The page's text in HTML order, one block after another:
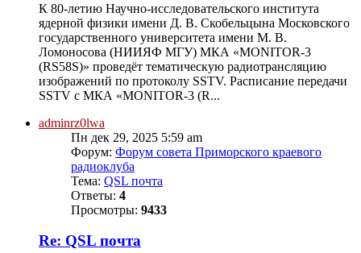
К 80-летию Научно-исследовательского института
ядерной физики имени Д. В. Скобельцына Московского
государственного университета имени М. В.
Ломоносова (НИИЯФ МГУ) МКА «MONITOR-3
(RS58S)» проведёт тематическую радиотрансляцию
изображений по протоколу SSTV. Расписание передачи
SSTV с МКА «MONITOR-3 (R...
adminrz0lwa
Пн дек 29, 2025 5:59 am
Форум: Форум совета Приморского краевого
радиоклуба
Тема: QSL почта
Ответы: 4
Просмотры: 9433
Re: QSL почта